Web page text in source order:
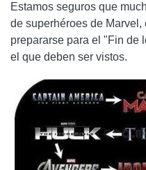
Estamos seguros que
de superhéroes de
prepararse para el "Fin de
el que deben ser vistos.